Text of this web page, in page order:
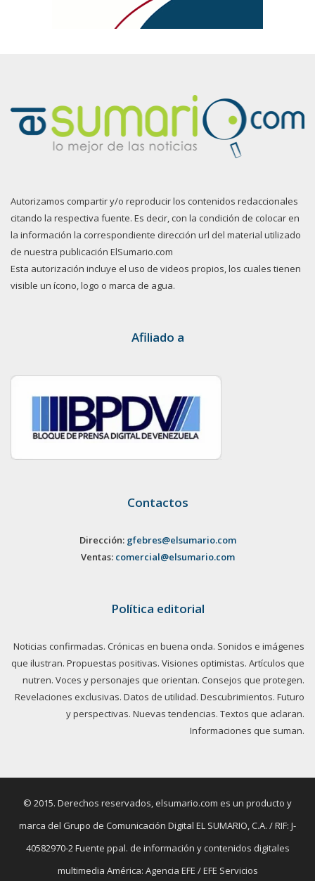
Autorizamos compartir y/o reproducir los contenidos redaccionales
citando la respectiva fuente. Es decir, con la condición de colocar en
la información la correspondiente dirección url del material utilizado
de nuestra publicación ElSumario.com
Esta autorización incluye el uso de videos propios, los cuales tienen
visible un ícono, logo o marca de agua.
Afiliado a
Contactos
Dirección: gfebres@elsumario.com
Ventas: comercial@elsumario.com
Política editorial
Noticias confirmadas. Crónicas en buena onda. Sonidos e imágenes
que ilustran. Propuestas positivas. Visiones optimistas. Artículos que
nutren. Voces y personajes que orientan. Consejos que protegen.
Revelaciones exclusivas. Datos de utilidad. Descubrimientos. Futuro
y perspectivas. Nuevas tendencias. Textos que aclaran.
Informaciones que suman.
© 2015. Derechos reservados, elsumario.com es un producto y
marca del Grupo de Comunicación Digital EL SUMARIO, C.A. / RIF: J-
40582970-2 Fuente ppal. de información y contenidos digitales
multimedia América: Agencia EFE / EFE Servicios